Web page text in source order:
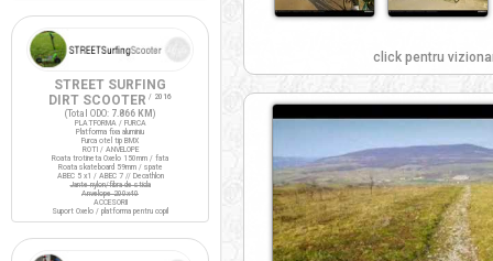
click pentru
STREET SURFING
DIRT SCOOTER / 2016
(Total ODO: 7.866 KM )
PLATFORMA / FURCA
Platforma fixa aluminiu
Furca otel tip BMX
ROTI / ANVELOPE
Roata trotineta Oxelo 150mm / fata
Roata skateboard 59mm / spate
ABEC 5 x1 / ABEC 7 // Decathlon
Jante nylon/fibra de sticla
Anvelope 200x40
ACCESORII
Suport Oxelo / platforma pentru copil